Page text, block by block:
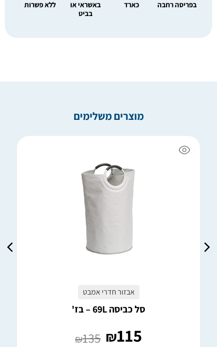
בפריסה רחבה
כארד
באשראי או
בביט
ללא פשרות
מוצרים משלימים
אבזור חדרי אמבט
סל כביסה 69L – בז'
₪115
₪135